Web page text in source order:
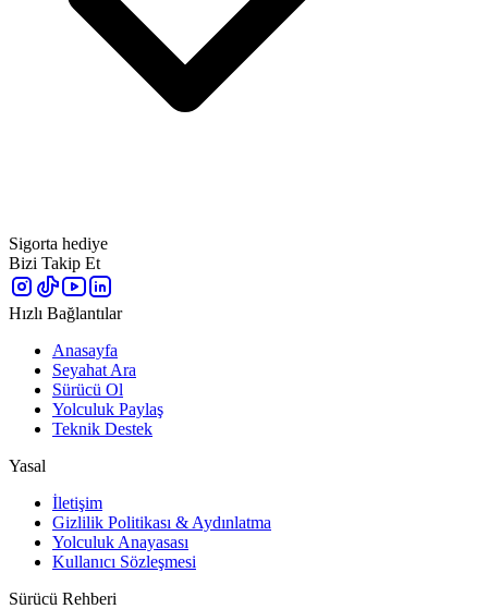
Sigorta hediye
Bizi Takip Et
Hızlı Bağlantılar
Anasayfa
Seyahat Ara
Sürücü Ol
Yolculuk Paylaş
Teknik Destek
Yasal
İletişim
Gizlilik Politikası & Aydınlatma
Yolculuk Anayasası
Kullanıcı Sözleşmesi
Sürücü Rehberi